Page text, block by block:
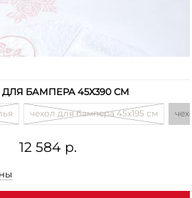
БАМПЕРА 45Х390 СМ
чехол для бампера 45х195 см
12 584 р.